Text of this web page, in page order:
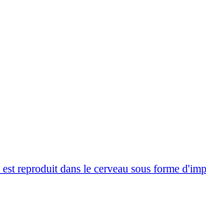
reproduit dans le cerveau sous forme